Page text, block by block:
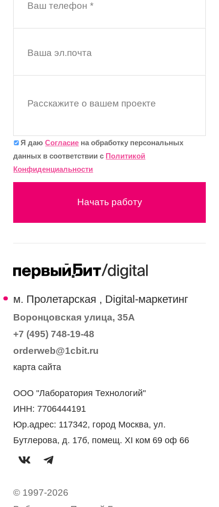
Ваш телефон *
Ваша эл.почта
Расскажите о вашем проекте
Я даюСогласие на обработку персональных
данных в соответствии с Политикой
Конфиденциальности
Начать работу
м. Пролетарская , Digital-маркетинг
Воронцовская улица, 35А
+7 (495) 748-19-48
orderweb@1cbit.ru
карта сайта
ООО "Лаборатория Технологий"
ИНН: 7706444191
Юр.адрес: 117342, город Москва, ул.
Бутлерова, д. 17б, помещ. XI ком 69 оф 66
© 1997-2026